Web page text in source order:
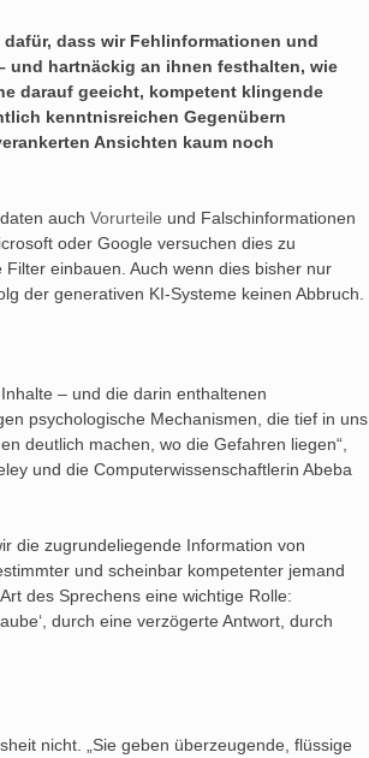
dass wir Fehlinformationen und
und hartnäckig an ihnen festhalten, wie
darauf geeicht, kompetent klingende
kenntnisreichen Gegenübern
Ansichten kaum noch
auch Vorurteile und Falschinformationen
oder Google versuchen dies zu
einbauen. Auch wenn dies bisher nur
der generativen KI-Systeme keinen Abbruch.
– und die darin enthaltenen
psychologische Mechanismen, die tief in uns
deutlich machen, wo die Gefahren liegen“,
und die Computerwissenschaftlerin Abeba
die zugrundeliegende Information von
und scheinbar kompetenter jemand
des Sprechens eine wichtige Rolle:
durch eine verzögerte Antwort, durch
nicht. „Sie geben überzeugende, flüssige